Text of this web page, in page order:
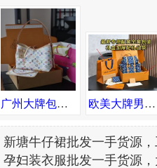
广州大牌包包皮具工厂直销 设工厂私家货源 全国一件代发诚招代理 欧美大牌男女包包工厂直销 高端一手货源 招代理代发包邮 可发海外
新塘牛仔裙批发一手货源
孕妇装衣服批发一手货源